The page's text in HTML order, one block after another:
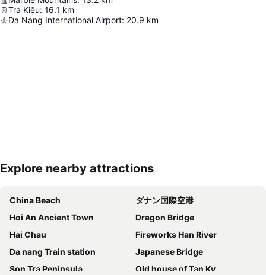
Trà Kiệu: 16.1 km
Da Nang International Airport: 20.9 km
Explore nearby attractions
China Beach
ダナン国際空港
Hoi An Ancient Town
Dragon Bridge
Hai Chau
Fireworks Han River
Da nang Train station
Japanese Bridge
Son Tra Peninsula
Old house of Tan Ky